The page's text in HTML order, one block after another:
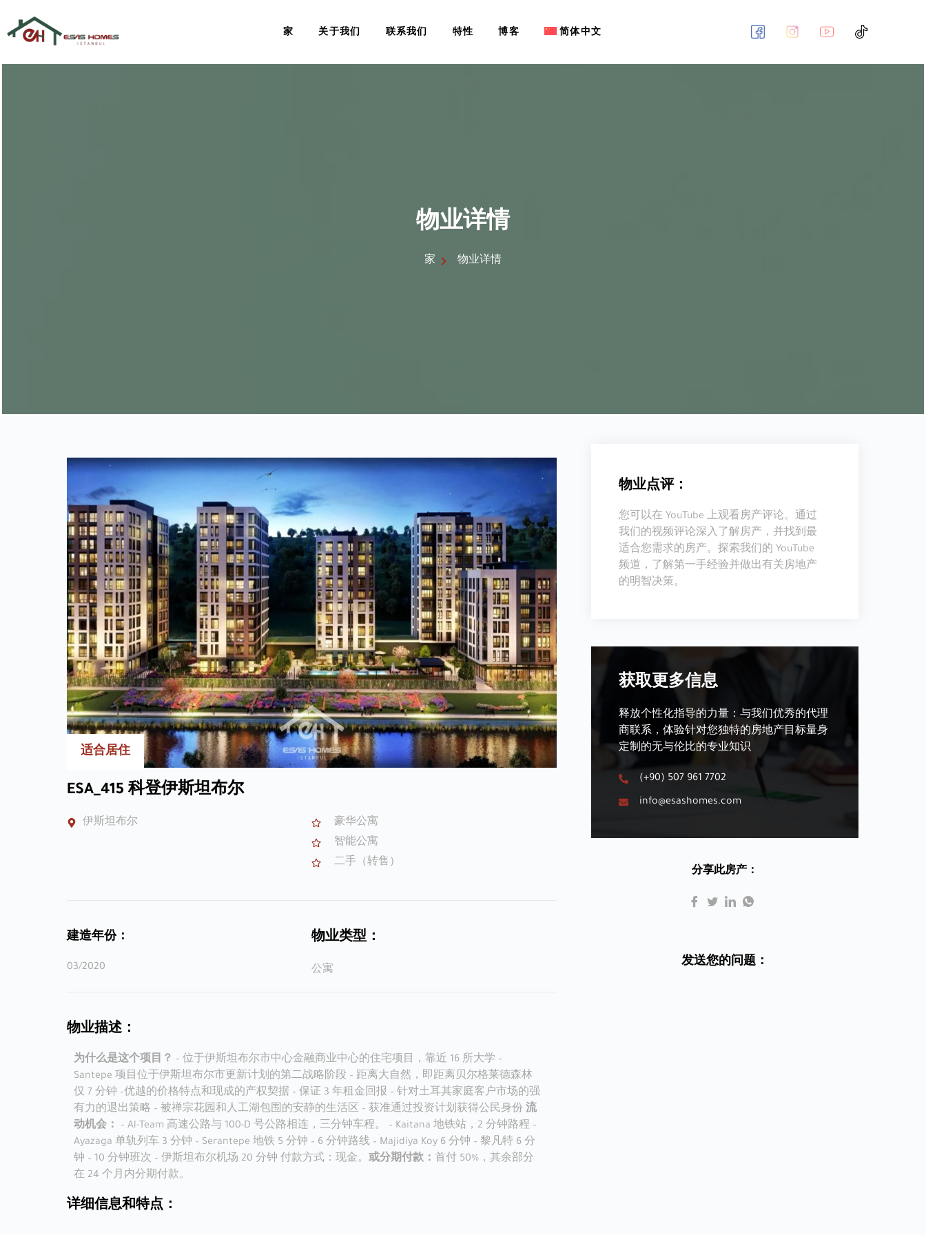
过
容
家 关于我们 联系我们 特性 博客 简体中文
物业详情
家 物业详情
适合居住
ESA_415 科登伊斯坦布尔
伊斯坦布尔
豪华公寓
智能公寓
二手（转售）
建造年份：
03/2020
物业类型：
公寓
物业描述：
为什么是这个项目？ – 位于伊斯坦布尔市中心金融商业中心的住宅项目，靠近 16 所大学 –
Santepe 项目位于伊斯坦布尔市更新计划的第二战略阶段 – 距离大自然，即距离贝尔格莱德森林
仅 7 分钟 –优越的价格特点和现成的产权契据 – 保证 3 年租金回报 – 针对土耳其家庭客户市场的强
有力的退出策略 – 被禅宗花园和人工湖包围的安静的生活区 – 获准通过投资计划获得公民身份 流
动机会：
– Al-Team 高速公路与 100-D 号公路相连，三分钟车程。 – Kaitana 地铁站，2 分钟路程 –
Ayazaga 单轨列车 3 分钟 – Serantepe 地铁 5 分钟 – 6 分钟路线 – Majidiya Koy 6 分钟 – 黎凡特 6 分
钟 – 10 分钟班次 – 伊斯坦布尔机场 20 分钟 付款方式：现金。 或分期付款： 首付 50%，其余部分
在 24 个月内分期付款。
详细信息和特点：
物业点评：
您可以在 YouTube 上观看房产评论。通过
我们的视频评论深入了解房产，并找到最
适合您需求的房产。探索我们的 YouTube
频道，了解第一手经验并做出有关房地产
的明智决策。
获取更多信息
释放个性化指导的力量：与我们优秀的代理
商联系，体验针对您独特的房地产目标量身
定制的无与伦比的专业知识
(+90) 507 961 7702
info@esashomes.com
分享此房产：
发送您的问题：